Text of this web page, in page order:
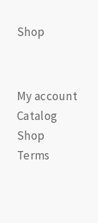
Shop
My account
Catalog
Shop
Terms